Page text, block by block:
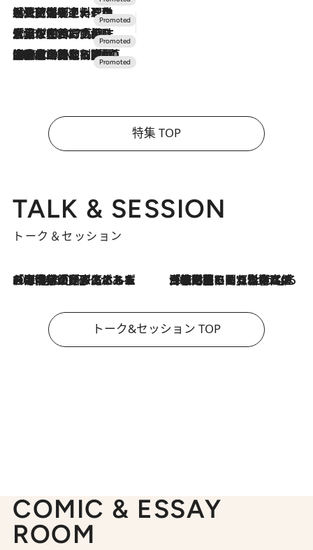
2026.7.24
【夏限定ディナーコース】旬を迎える稚鮎や花ズッキーニなどをイタリア・トスカーナの郷土料理の手法で満喫！
2026.7.17
「土佐和ハーブかき氷」がOMO7高知に登場！生姜、山椒、大葉など目にも舌にも涼を呼ぶ郷土の味
2026.7.10
NEW OPEN！【界 草津】名湯の地に誕生。趣の異なる2種の温泉と上州ならではの会席・蕎麦割烹など美食を味わう究極の癒やし旅
特集 TOP
TALK & SESSION
トーク＆セッション
2026.8.3
「今後値上げがあるとすれば…」「リスクがあるのは今年の冬」エネルギー専門家が語る、ホルムズ海峡封鎖が家庭にもたらす“ある心配” 2026.8.3
「住宅建てられない…」「サーチャージ料の高値が続いている」ホルムズ海峡封鎖による影響はいつまで続く？《エネルギー専門家に聞く“どうなる日本の暮らし”》
トーク&セッション TOP
COMIC & ESSAY
ROOM